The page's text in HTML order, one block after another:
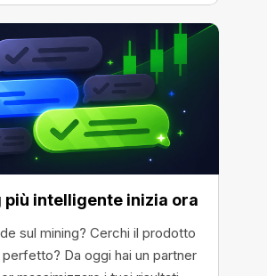
più intelligente inizia ora
sul mining? Cerchi il prodotto
Da oggi hai un partner